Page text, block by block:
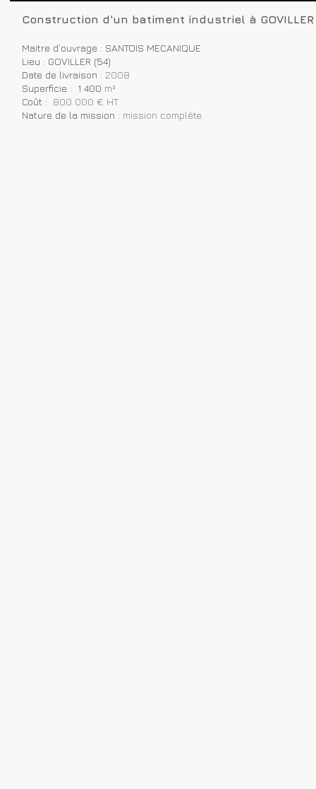
Construction d'un batiment industriel à GOVILLER
Maitre d’ouvrage : SANTOIS MECANIQUE
Lieu : GOVILLER (54)
Date de livraison : 2008
Superficie : 1 400 m²
Coût : 800 000 € HT
Nature de la mission : mission complète